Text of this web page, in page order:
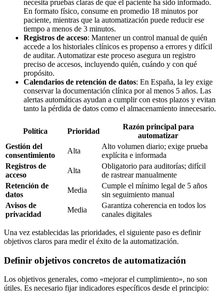
necesita pruebas claras de que el paciente ha sido informado.
En formato físico, consume en promedio 18 minutos por
paciente, mientras que la automatización puede reducir ese
tiempo a menos de 3 minutos.
Registros de acceso: Mantener un control manual de quién
accede a los historiales clínicos es propenso a errores y difícil
de auditar. Automatizar este proceso asegura un registro
preciso de accesos, incluyendo quién, cuándo y con qué
propósito.
Calendarios de retención de datos: En España, la ley exige
conservar la documentación clínica por al menos 5 años. Las
alertas automáticas ayudan a cumplir con estos plazos y evitan
tanto la pérdida de datos como el almacenamiento innecesario.
Política Prioridad
Razón principal para
automatizar
Gestión del
consentimiento
Alta
Alto volumen diario; exige prueba
explícita e informada
Registros de
acceso
Alta
Obligatorio para auditorías; difícil
de rastrear manualmente
Retención de
datos
Media
Cumple el mínimo legal de 5 años
sin seguimiento manual
Avisos de
privacidad
Media
Garantiza coherencia en todos los
canales digitales
Una vez establecidas las prioridades, el siguiente paso es definir
objetivos claros para medir el éxito de la automatización.
Definir objetivos concretos de automatización
Los objetivos generales, como «mejorar el cumplimiento», no son
útiles. Es necesario fijar indicadores específicos desde el principio: